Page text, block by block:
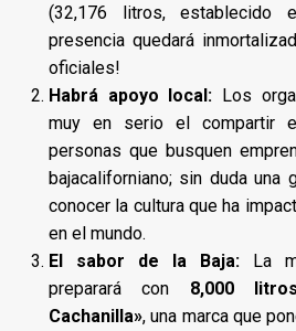
(32,176 litros, establecido
presencia quedará
oficiales!
Habrá apoyo local: Los
muy en serio el compartir
personas que busquen
bajacaliforniano; sin duda una
conocer la cultura que ha
en el mundo.
El sabor de la Baja:La
preparará con 8,000
Cachanilla», una marca que